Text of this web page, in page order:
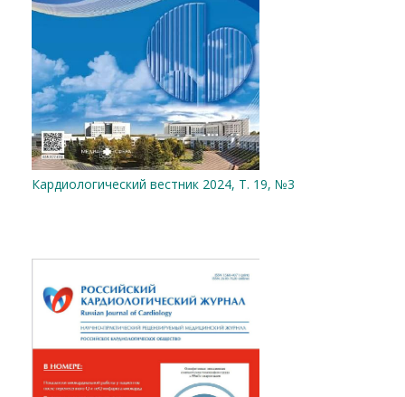
Кардиологический вестник 2024, Т. 19, №3